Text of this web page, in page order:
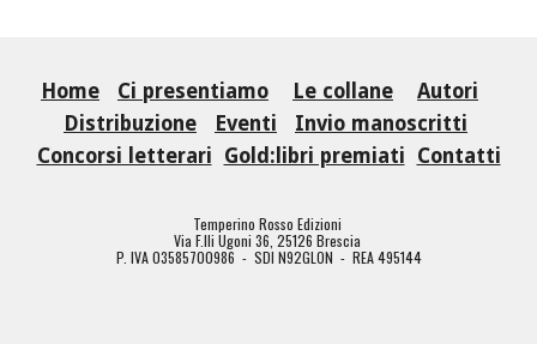
Home Ci presentiamo Le collane
Autori
Distribuzione
Eventi
Invio manoscritti
Concorsi letterari Gold:libri premiati Contatti
Temperino Rosso Edizioni
Via F.lli Ugoni 36, 25126 Brescia
P. IVA 03585700986 - SDI N92GLON - REA 495144